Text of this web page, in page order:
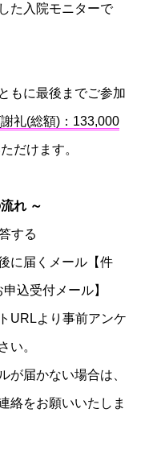
た入院モニターで
もに最後までご参加
[謝礼(総額)：133,000
だけます。
れ ～
する
に届くメール【件
込受付メール】
URLより事前アンケ
い。
が届かない場合は、
絡をお願いいたしま